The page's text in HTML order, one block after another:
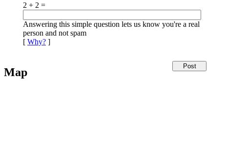
2 + 2 =
Answering this simple question lets us know you're a real
person and not spam
[ Why? ]
Map